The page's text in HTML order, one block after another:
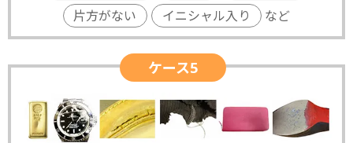
片方がない
イニシャル入り など
ケース5